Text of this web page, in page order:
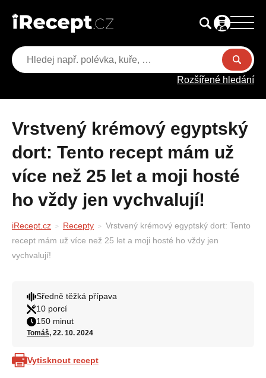
Rozšířené hledání
Vrstvený krémový egyptský
dort: Tento recept mám už
více než 25 let a moji hosté
ho vždy jen vychvalují!
iRecept.cz Recepty
Vrstvený krémový egyptský dort: Tento
recept mám už více než 25 let a moji hosté ho vždy jen
vychvalují!
Sředně těžká přípava
10 porcí
150 minut
Tomáš, 22. 10. 2024
Vytisknout recept